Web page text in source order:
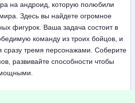
на андроид, которую полюбили
Здесь вы найдете огромное
фигурок. Ваша задача состоит в
команду из троих бойцов, и
сразу тремя персонажами. Соберите
развивайте способности чтобы